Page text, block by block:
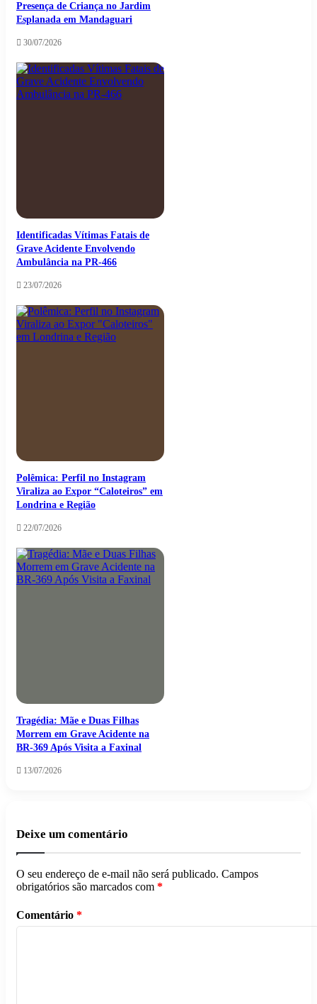
Presença de Criança no Jardim
Esplanada em Mandaguari
30/07/2026
Identificadas Vítimas Fatais de
Grave Acidente Envolvendo
Ambulância na PR-466
23/07/2026
Polêmica: Perfil no Instagram
Viraliza ao Expor “Caloteiros” em
Londrina e Região
22/07/2026
Tragédia: Mãe e Duas Filhas
Morrem em Grave Acidente na
BR-369 Após Visita a Faxinal
13/07/2026
Deixe um comentário
O seu endereço de e-mail não será publicado. Campos
obrigatórios são marcados com *
Comentário *